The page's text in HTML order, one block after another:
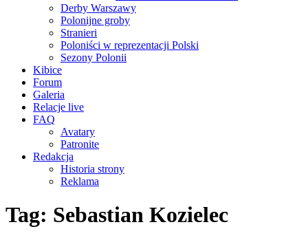
Derby Warszawy
Polonijne groby
Stranieri
Poloniści w reprezentacji Polski
Sezony Polonii
Kibice
Forum
Galeria
Relacje live
FAQ
Avatary
Patronite
Redakcja
Historia strony
Reklama
Tag: Sebastian Kozielec